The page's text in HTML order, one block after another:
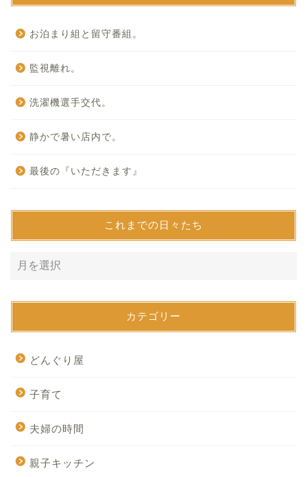
お泊まり組と留守番組。
監視離れ。
洗濯機選手交代。
静かで暑い店内で。
最後の『いただきます』
これまでの日々たち
カテゴリー
どんぐり屋
子育て
夫婦の時間
親子キッチン